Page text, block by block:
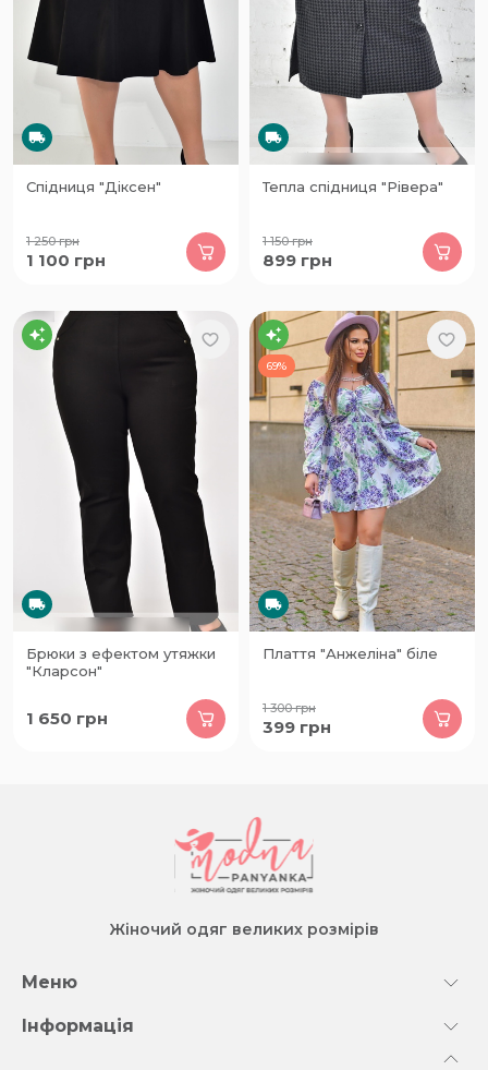
Спідниця "Діксен"
1 250грн
1 100 грн
Тепла спідниця "Рівера"
1 150грн
899 грн
Брюки з ефектом утяжки
"Кларсон"
1 650 грн
69%
Плаття "Анжеліна" біле
1 300грн
399 грн
Жіночий одяг великих розмірів
Меню
Інформація